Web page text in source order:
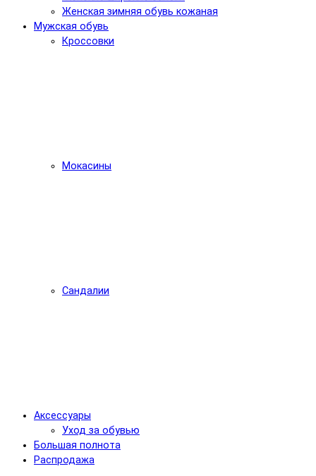
Женская зимняя обувь кожаная
Мужская обувь
Кроссовки
Мокасины
Сандалии
Аксессуары
Уход за обувью
Большая полнота
Распродажа